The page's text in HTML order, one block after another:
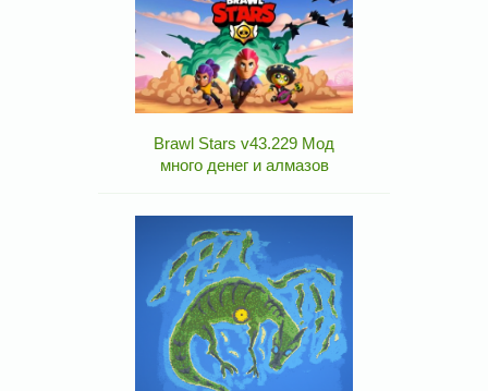
Brawl Stars v43.229 Мод
много денег и алмазов